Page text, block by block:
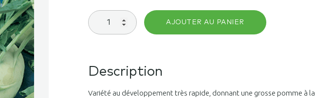
quantité
de
Chou
hâtif
de
AJOUTER AU PANIER
Description
Variété au développement très rapide, donnant une grosse pomme à la